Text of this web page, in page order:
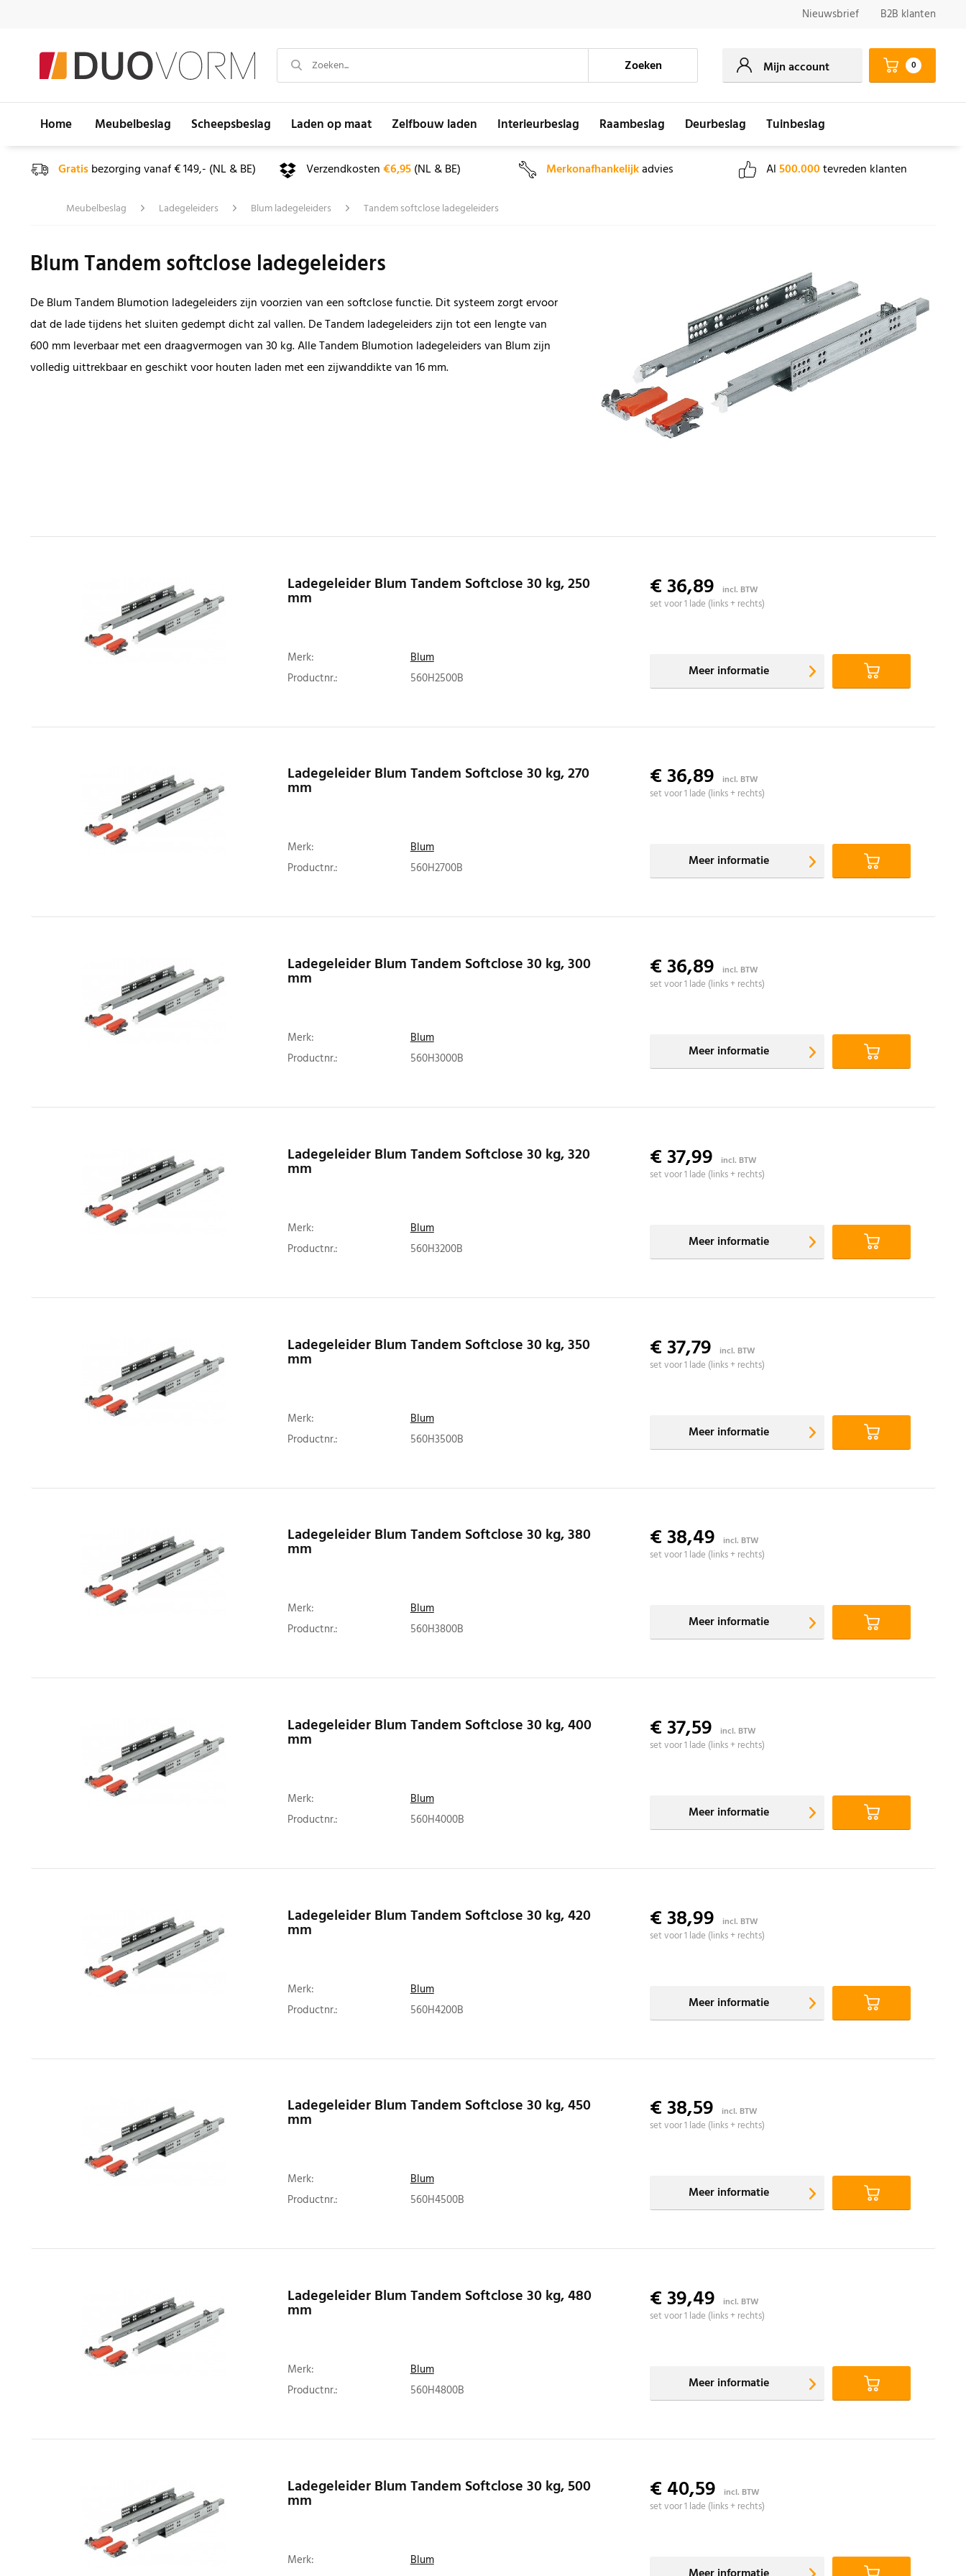
Nieuwsbrief B2B klanten
Zoeken Mijn account 0
Home Meubelbeslag Scheepsbeslag Laden op maat Zelfbouw laden Interieurbeslag Raambeslag Deurbeslag Tuinbeslag
Gratisbezorging vanaf € 149,- (NL & BE) Verzendkosten€6,95(NL & BE) Merkonafhankelijkadvies Al500.000tevreden klanten
Meubelbeslag Ladegeleiders Blum ladegeleiders Tandem softclose ladegeleiders
Blum Tandem softclose ladegeleiders
De Blum Tandem Blumotion ladegeleiders zijn voorzien van een softclose functie. Dit systeem zorgt ervoor
dat de lade tijdens het sluiten gedempt dicht zal vallen. De Tandem ladegeleiders zijn tot een lengte van
600 mm leverbaar met een draagvermogen van 30 kg. Alle Tandem Blumotion ladegeleiders van Blum zijn
volledig uittrekbaar en geschikt voor houten laden met een zijwanddikte van 16 mm.
Ladegeleider Blum Tandem Softclose 30 kg, 250
mm
Merk:
Blum
Productnr.:
560H2500B
€ 36,89 incl. BTW
set voor 1 lade (links + rechts)
Meer informatie
Ladegeleider Blum Tandem Softclose 30 kg, 270
mm
Merk:
Blum
Productnr.:
560H2700B
€ 36,89 incl. BTW
set voor 1 lade (links + rechts)
Meer informatie
Ladegeleider Blum Tandem Softclose 30 kg, 300
mm
Merk:
Blum
Productnr.:
560H3000B
€ 36,89 incl. BTW
set voor 1 lade (links + rechts)
Meer informatie
Ladegeleider Blum Tandem Softclose 30 kg, 320
mm
Merk:
Blum
Productnr.:
560H3200B
€ 37,99 incl. BTW
set voor 1 lade (links + rechts)
Meer informatie
Ladegeleider Blum Tandem Softclose 30 kg, 350
mm
Merk:
Blum
Productnr.:
560H3500B
€ 37,79 incl. BTW
set voor 1 lade (links + rechts)
Meer informatie
Ladegeleider Blum Tandem Softclose 30 kg, 380
mm
Merk:
Blum
Productnr.:
560H3800B
€ 38,49 incl. BTW
set voor 1 lade (links + rechts)
Meer informatie
Ladegeleider Blum Tandem Softclose 30 kg, 400
mm
Merk:
Blum
Productnr.:
560H4000B
€ 37,59 incl. BTW
set voor 1 lade (links + rechts)
Meer informatie
Ladegeleider Blum Tandem Softclose 30 kg, 420
mm
Merk:
Blum
Productnr.:
560H4200B
€ 38,99 incl. BTW
set voor 1 lade (links + rechts)
Meer informatie
Ladegeleider Blum Tandem Softclose 30 kg, 450
mm
Merk:
Blum
Productnr.:
560H4500B
€ 38,59 incl. BTW
set voor 1 lade (links + rechts)
Meer informatie
Ladegeleider Blum Tandem Softclose 30 kg, 480
mm
Merk:
Blum
Productnr.:
560H4800B
€ 39,49 incl. BTW
set voor 1 lade (links + rechts)
Meer informatie
Ladegeleider Blum Tandem Softclose 30 kg, 500
mm
Merk:
Blum
€ 40,59 incl. BTW
set voor 1 lade (links + rechts)